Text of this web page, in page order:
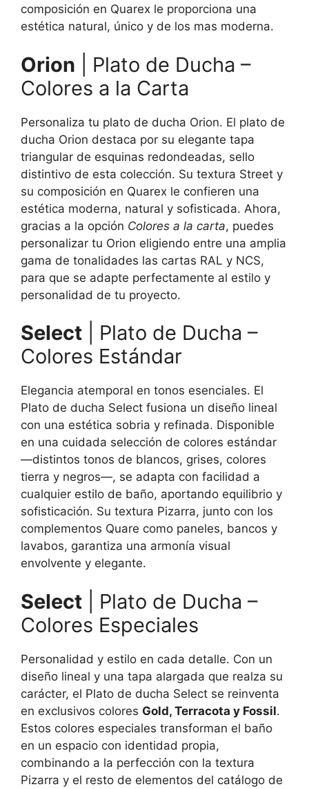
composición en Quarex le proporciona una
estética natural, único y de los mas moderna.
Orion | Plato de Ducha –
Colores a la Carta
Personaliza tu plato de ducha Orion. El plato de
ducha Orion destaca por su elegante tapa
triangular de esquinas redondeadas, sello
distintivo de esta colección. Su textura Street y
su composición en Quarex le confieren una
estética moderna, natural y sofisticada. Ahora,
gracias a la opción Colores a la carta, puedes
personalizar tu Orion eligiendo entre una amplia
gama de tonalidades las cartas RAL y NCS,
para que se adapte perfectamente al estilo y
personalidad de tu proyecto.
Select | Plato de Ducha –
Colores Estándar
Elegancia atemporal en tonos esenciales. El
Plato de ducha Select fusiona un diseño lineal
con una estética sobria y refinada. Disponible
en una cuidada selección de colores estándar
—distintos tonos de blancos, grises, colores
tierra y negros—, se adapta con facilidad a
cualquier estilo de baño, aportando equilibrio y
sofisticación. Su textura Pizarra, junto con los
complementos Quare como paneles, bancos y
lavabos, garantiza una armonía visual
envolvente y elegante.
Select | Plato de Ducha –
Colores Especiales
Personalidad y estilo en cada detalle. Con un
diseño lineal y una tapa alargada que realza su
carácter, el Plato de ducha Select se reinventa
en exclusivos colores Gold, Terracota y Fossil.
Estos colores especiales transforman el baño
en un espacio con identidad propia,
combinando a la perfección con la textura
Pizarra y el resto de elementos del catálogo de